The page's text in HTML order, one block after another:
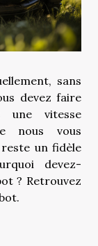
sans
devez faire
une vitesse
nous vous
un fidèle
devez-
? Retrouvez